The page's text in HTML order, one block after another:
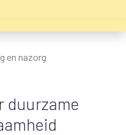
en nazorg
duurzame